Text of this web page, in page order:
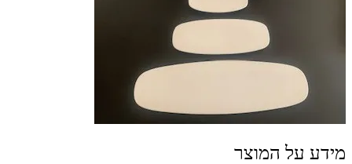
מידע על המוצר